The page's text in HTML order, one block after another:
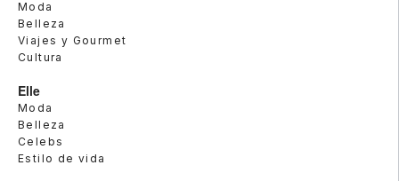
Moda
Belleza
Viajes y Gourmet
Cultura
Elle
Moda
Belleza
Celebs
Estilo de vida